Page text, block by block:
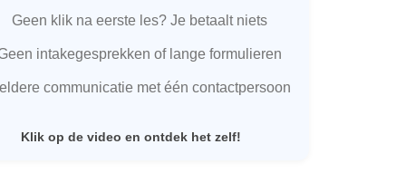
Geen klik na eerste les? Je betaalt niets
intakegesprekken of lange formulieren
communicatie met één contactpersoon
Klik op de video en ontdek het zelf!